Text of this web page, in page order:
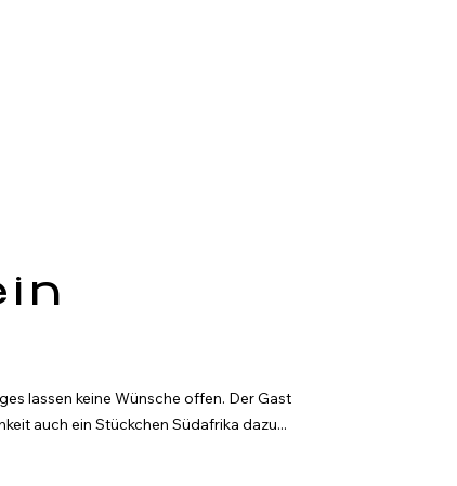
lassen keine Wünsche offen. Der Gast
auch ein Stückchen Südafrika dazu...